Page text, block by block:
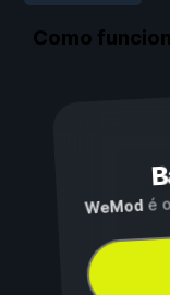
Como
WeModé o